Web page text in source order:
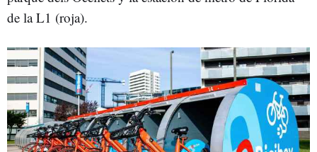
de la L1 (roja).